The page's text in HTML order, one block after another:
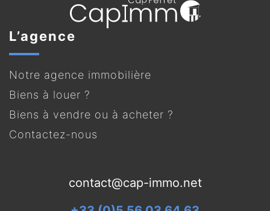
L’agence
Notre agence immobilière
Biens à louer ?
Biens à vendre ou à acheter ?
Contactez-nous
contact@cap-immo.net